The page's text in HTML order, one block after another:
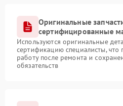
Оригинальные
сертифицированные
Используются оригинальные
сертификацию специалисты, что
работу после ремонта и
обязательств